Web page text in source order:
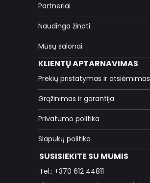
Partneriai
Naudinga žinoti
Mūsų salonai
KLIENTŲ APTARNAVIMAS
Prekių pristatymas ir atsiėmimas
Grąžinimas ir garantija
Privatumo politika
Slapukų politika
SUSISIEKITE SU MUMIS
Tel.: +370 612 44811